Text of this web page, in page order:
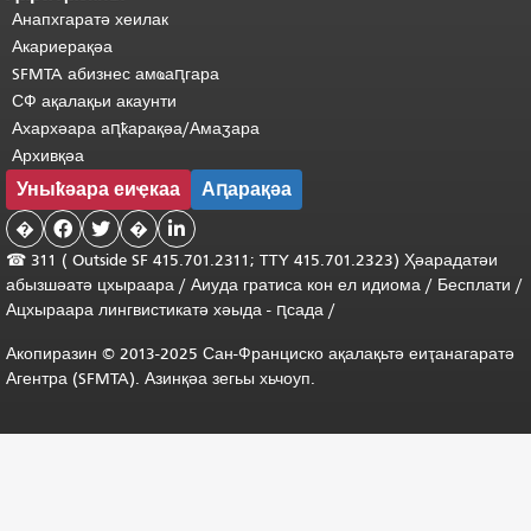
Анапхгаратә хеилак
Акариерақәа
SFMTA абизнес амҩаԥгара
СФ ақалақьи акаунти
Ахархәара аԥҟарақәа/Амаӡара
Архивқәа
Уныҟәара еиҿкаа Аԥарақәа
�   � 
☎ 311 ( Outside SF 415.701.2311; TTY 415.701.2323) Ҳәарадатәи
абызшәатә цхыраара / Аиуда гратиса кон ел идиома / Бесплати /
Ацхыраара лингвистикатә хәыда - ԥсада /
Акопиразин © 2013-2025 Сан-Франциско ақалақьтә еиҭанагаратә
Агентра (SFMTA). Азинқәа зегьы хьчоуп.